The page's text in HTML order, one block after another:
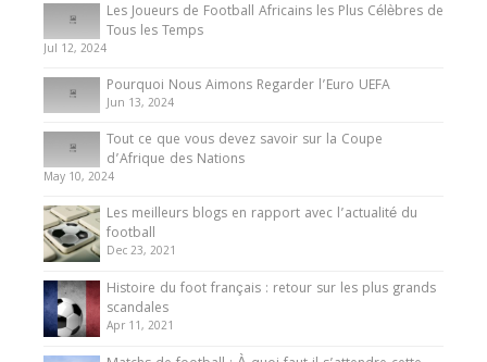
Les Joueurs de Football Africains les Plus Célèbres de
Tous les Temps
Jul 12, 2024
Pourquoi Nous Aimons Regarder l’Euro UEFA
Jun 13, 2024
Tout ce que vous devez savoir sur la Coupe
d’Afrique des Nations
May 10, 2024
Les meilleurs blogs en rapport avec l’actualité du
football
Dec 23, 2021
Histoire du foot français : retour sur les plus grands
scandales
Apr 11, 2021